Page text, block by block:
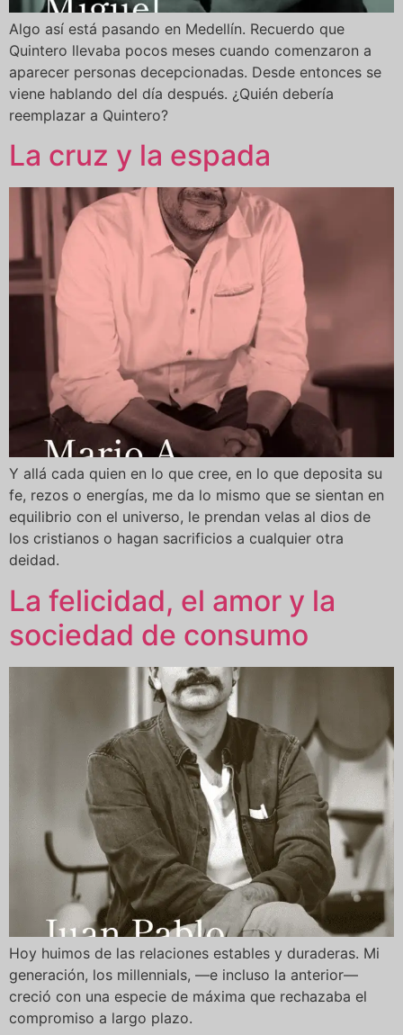
Algo así está pasando en Medellín. Recuerdo que
Quintero llevaba pocos meses cuando comenzaron a
aparecer personas decepcionadas. Desde entonces se
viene hablando del día después. ¿Quién debería
reemplazar a Quintero?
La cruz y la espada
Y allá cada quien en lo que cree, en lo que deposita su
fe, rezos o energías, me da lo mismo que se sientan en
equilibrio con el universo, le prendan velas al dios de
los cristianos o hagan sacrificios a cualquier otra
deidad.
La felicidad, el amor y la
sociedad de consumo
Hoy huimos de las relaciones estables y duraderas. Mi
generación, los millennials, —e incluso la anterior—
creció con una especie de máxima que rechazaba el
compromiso a largo plazo.